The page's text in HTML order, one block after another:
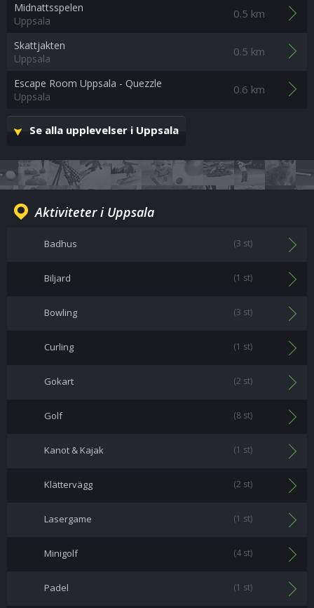
Midnattsspelen
Uppsala
0.5 km
Skattjakten
Uppsala
0.5 km
Escape Room Uppsala - Quezzle
Uppsala
0.6 km
Se alla upplevelser i Uppsala
Aktiviteter i Uppsala
Badhus (3 st)
Biljard (1 st)
Bowling (3 st)
Curling (1 st)
Gokart (2 st)
Golf (8 st)
Kanot & Kajak (1 st)
Klättervägg (2 st)
Lasergame (1 st)
Minigolf (4 st)
Padel (1 st)